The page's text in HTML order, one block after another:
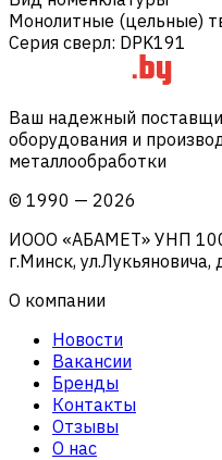
Монолитные (цельные)
Серия сверл: DPK191
Ваш надежный
оборудования и
металлообработки
© 1990 — 2026
ИООО «АБАМЕТ» УНП
г.Минск, ул.Лукьяновича,
О компании
Новости
Вакансии
Бренды
Контакты
Отзывы
О нас